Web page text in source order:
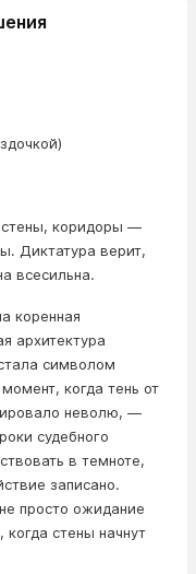
коридоры —
Диктатура верит,
всесильна.
коренная
архитектура
символом
когда тень от
неволю, —
судебного
в темноте,
записано.
просто ожидание
стены начнут